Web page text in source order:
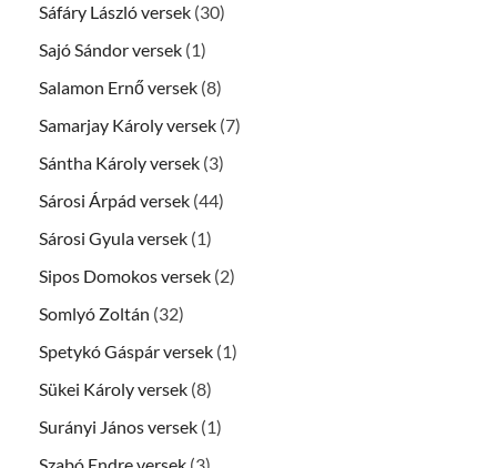
Sáfáry László versek (30)
Sajó Sándor versek (1)
Salamon Ernő versek (8)
Samarjay Károly versek (7)
Sántha Károly versek (3)
Sárosi Árpád versek (44)
Sárosi Gyula versek (1)
Sipos Domokos versek (2)
Somlyó Zoltán (32)
Spetykó Gáspár versek (1)
Sükei Károly versek (8)
Surányi János versek (1)